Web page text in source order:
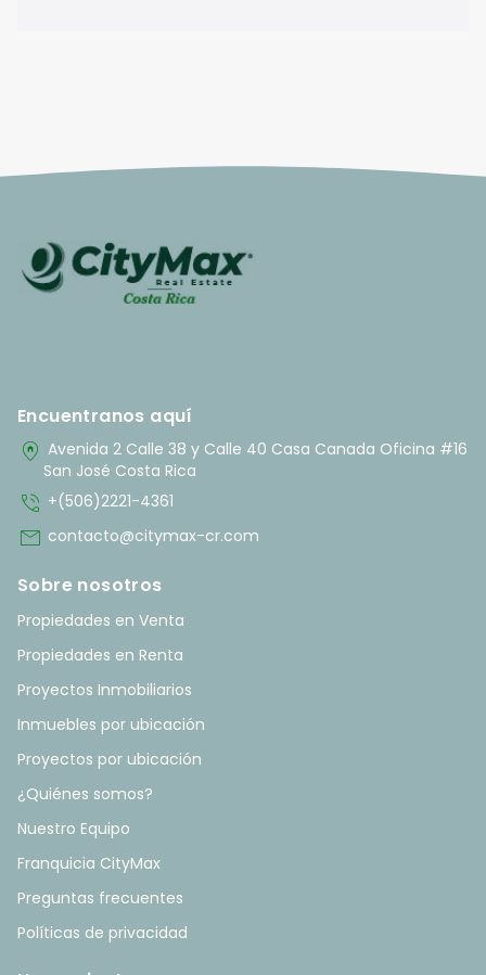
Encuentranos aquí
home_pin Avenida 2 Calle 38 y Calle 40 Casa Canada Oficina #16
San José Costa Rica
phone_in_talk +(506)2221-4361
mail contacto@citymax-cr.com
Sobre nosotros
Propiedades en Venta
Propiedades en Renta
Proyectos Inmobiliarios
Inmuebles por ubicación
Proyectos por ubicación
¿Quiénes somos?
Nuestro Equipo
Franquicia CityMax
Preguntas frecuentes
Políticas de privacidad